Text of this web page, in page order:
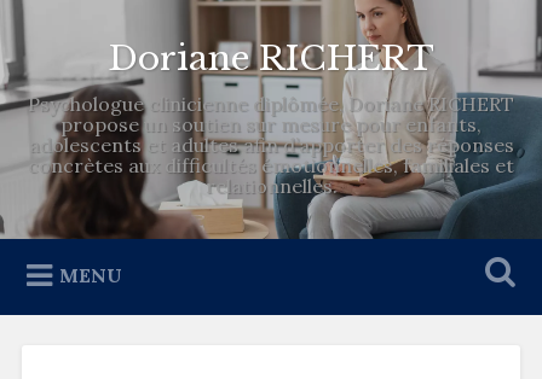
Doriane RICHERT
Psychologue clinicienne diplômée, Doriane RICHERT
propose un soutien sur mesure pour enfants,
adolescents et adultes afin d’apporter des réponses
concrètes aux difficultés émotionnelles, familiales et
relationnelles.
MENU